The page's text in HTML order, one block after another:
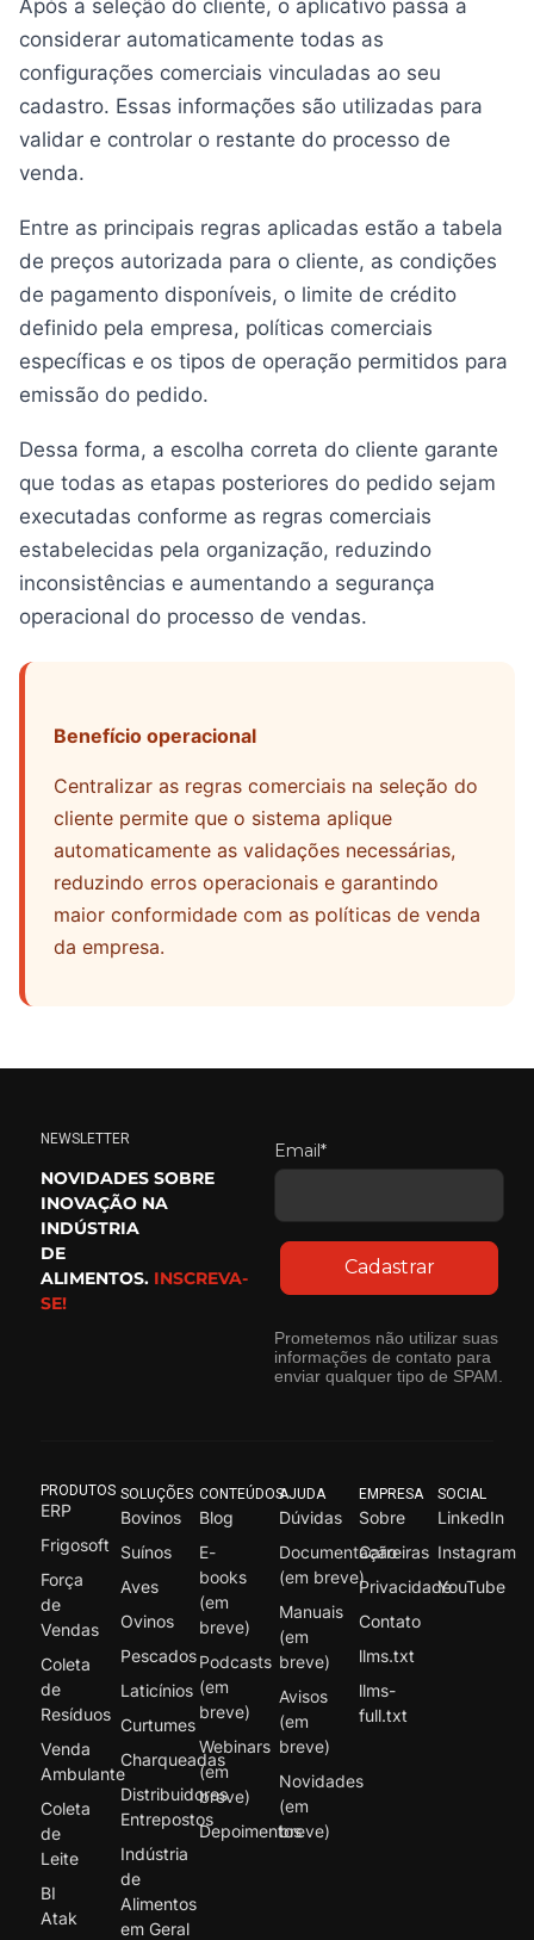
Após a seleção do cliente, o aplicativo passa a
considerar automaticamente todas as
configurações comerciais vinculadas ao seu
cadastro. Essas informações são utilizadas para
validar e controlar o restante do processo de
venda.
Entre as principais regras aplicadas estão a tabela
de preços autorizada para o cliente, as condições
de pagamento disponíveis, o limite de crédito
definido pela empresa, políticas comerciais
específicas e os tipos de operação permitidos para
emissão do pedido.
Dessa forma, a escolha correta do cliente garante
que todas as etapas posteriores do pedido sejam
executadas conforme as regras comerciais
estabelecidas pela organização, reduzindo
inconsistências e aumentando a segurança
operacional do processo de vendas.
Benefício operacional
Centralizar as regras comerciais na seleção do
cliente permite que o sistema aplique
automaticamente as validações necessárias,
reduzindo erros operacionais e garantindo
maior conformidade com as políticas de venda
da empresa.
NEWSLETTER
NOVIDADES SOBRE
INOVAÇÃO NA
INDÚSTRIA
DE
ALIMENTOS. INSCREVA-
SE!
Email*
Cadastrar
Prometemos não utilizar suas
informações de contato para
enviar qualquer tipo de SPAM.
PRODUTOS
ERP
Frigosoft
Força
de
Vendas
Coleta
de
Resíduos
Venda
Ambulante
Coleta
de
Leite
BI
Atak
SOLUÇÕES
Bovinos
Suínos
Aves
Ovinos
Pescados
Laticínios
Curtumes
Charqueadas
Distribuidores
Entrepostos
Indústria
de
Alimentos
em Geral
CONTEÚDOS
Blog
E-
books
(em
breve)
Podcasts
(em
breve)
Webinars
(em
breve)
Depoimentos
AJUDA
Dúvidas
Documentação
(em breve)
Manuais
(em
breve)
Avisos
(em
breve)
Novidades
(em
breve)
EMPRESA
Sobre
Carreiras
Privacidade
Contato
llms.txt
llms-
full.txt
SOCIAL
LinkedIn
Instagram
YouTube